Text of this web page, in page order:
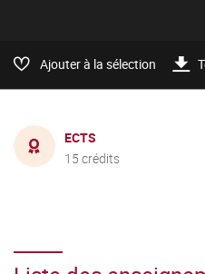
Ajouter à la sélection
ECTS
15 crédits